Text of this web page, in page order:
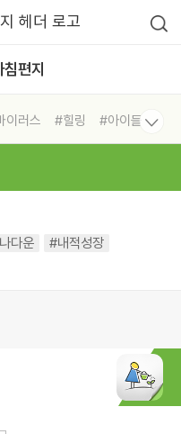
편지
이러스 #힐링
#아이들
다운 #내적성장